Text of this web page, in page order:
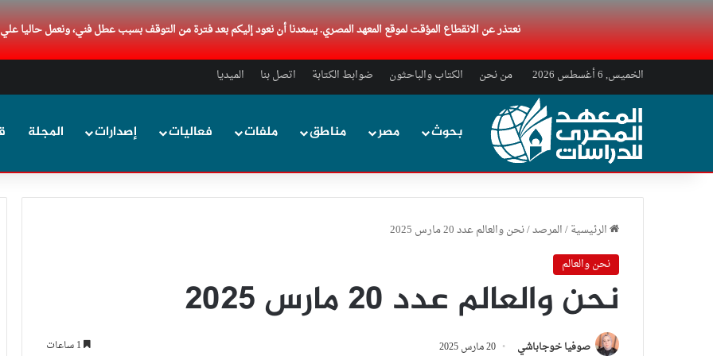
نعتذر عن الانقطاع المؤقت لموقع المعهد المصري. يسعدنا أن نعود إليكم بعد فترة من التوقف بسبب عطل فني، ونعمل حاليا
الخميس, 6 أغسطس 2026 من نحن الكتاب والباحثون ضوابط الكتابة اتصل بنا الميديا
بحوث مصر مناطق ملفات فعاليات إصدارات المجلة
الرئيسية/المرصد/نحن والعالم عدد 20 مارس 2025
نحن والعالم
نحن والعالم عدد 20 مارس 2025
صوفيا خوجاباشي 20 مارس 2025